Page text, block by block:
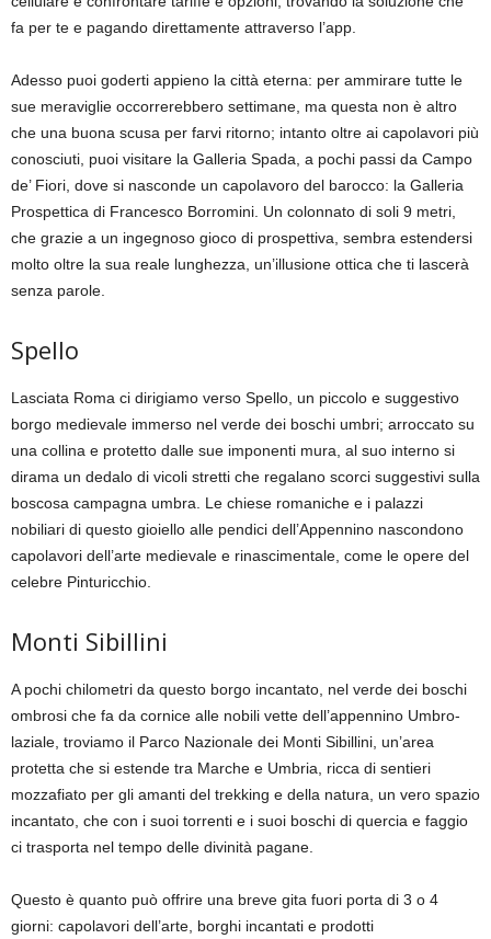
fa per te e pagando direttamente attraverso l’app.
Adesso puoi goderti appieno la città eterna: per ammirare tutte le
sue meraviglie occorrerebbero settimane, ma questa non è altro
che una buona scusa per farvi ritorno; intanto oltre ai capolavori più
conosciuti, puoi visitare la Galleria Spada, a pochi passi da Campo
de’ Fiori, dove si nasconde un capolavoro del barocco: la Galleria
Prospettica di Francesco Borromini. Un colonnato di soli 9 metri,
che grazie a un ingegnoso gioco di prospettiva, sembra estendersi
molto oltre la sua reale lunghezza, un’illusione ottica che ti lascerà
senza parole.
Spello
Lasciata Roma ci dirigiamo verso Spello, un piccolo e suggestivo
borgo medievale immerso nel verde dei boschi umbri; arroccato su
una collina e protetto dalle sue imponenti mura, al suo interno si
dirama un dedalo di vicoli stretti che regalano scorci suggestivi sulla
boscosa campagna umbra. Le chiese romaniche e i palazzi
nobiliari di questo gioiello alle pendici dell’Appennino nascondono
capolavori dell’arte medievale e rinascimentale, come le opere del
celebre Pinturicchio.
Monti Sibillini
A pochi chilometri da questo borgo incantato, nel verde dei boschi
ombrosi che fa da cornice alle nobili vette dell’appennino Umbro-
laziale, troviamo il Parco Nazionale dei Monti Sibillini, un’area
protetta che si estende tra Marche e Umbria, ricca di sentieri
mozzafiato per gli amanti del trekking e della natura, un vero spazio
incantato, che con i suoi torrenti e i suoi boschi di quercia e faggio
ci trasporta nel tempo delle divinità pagane.
Questo è quanto può offrire una breve gita fuori porta di 3 o 4
giorni: capolavori dell’arte, borghi incantati e prodotti